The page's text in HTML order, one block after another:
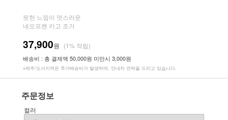
핏한 느낌이 멋스러운
네오프렌 카고 조거
37,900원 (1% 적립)
배송비 : 총 결제액 50,000원 미만시 3,000원
※제주/도서지역은 추가배송비가 발생하며, 안내차 연락을 드리고 있습니다.
주문정보
컬러